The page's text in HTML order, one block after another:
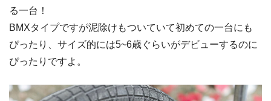
る一台！
BMXタイプですが泥除けもついていて初めての一台にも
ぴったり、サイズ的には5~6歳ぐらいがデビューするのに
ぴったりですよ。